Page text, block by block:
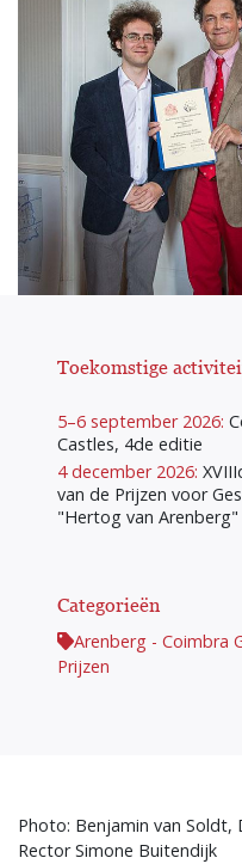
Toekomstige
5–6 september 2026:
Castles, 4de editie
4 december 2026:
van de Prijzen voor
"Hertog van Arenberg"
Categorieën
Arenberg - Coimbra
Prijzen
Photo: Benjamin van Soldt,
Rector Simone Buitendijk